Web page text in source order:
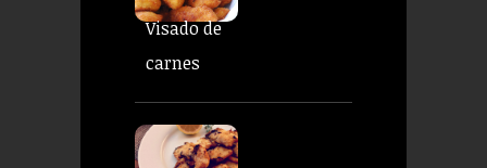
Visado de
carnes